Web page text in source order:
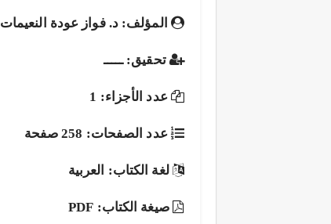
المؤلف: د. فواز عودة النعيمات
تحقيق: ـــــ
عدد الأجزاء: 1
عدد الصفحات: 258 صفحة
لغة الكتاب: العربية
صيغة الكتاب: PDF